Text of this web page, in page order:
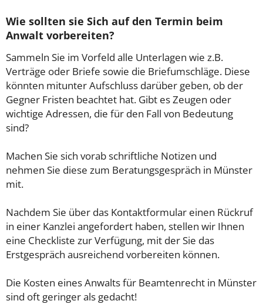
Wie sollten sie Sich auf den Termin beim
Anwalt vorbereiten?
Sammeln Sie im Vorfeld alle Unterlagen wie z.B.
Verträge oder Briefe sowie die Briefumschläge. Diese
könnten mitunter Aufschluss darüber geben, ob der
Gegner Fristen beachtet hat. Gibt es Zeugen oder
wichtige Adressen, die für den Fall von Bedeutung
sind?
Machen Sie sich vorab schriftliche Notizen und
nehmen Sie diese zum Beratungsgespräch in Münster
mit.
Nachdem Sie über das Kontaktformular einen Rückruf
in einer Kanzlei angefordert haben, stellen wir Ihnen
eine Checkliste zur Verfügung, mit der Sie das
Erstgespräch ausreichend vorbereiten können.
Die Kosten eines Anwalts für Beamtenrecht in Münster
sind oft geringer als gedacht!